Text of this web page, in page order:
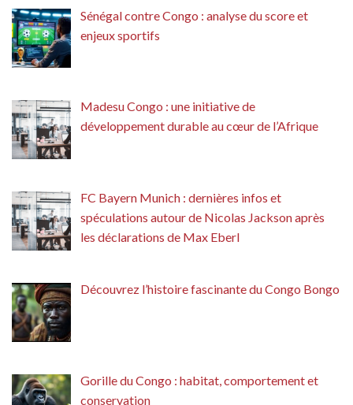
Sénégal contre Congo : analyse du score et
enjeux sportifs
Madesu Congo : une initiative de
développement durable au cœur de l’Afrique
FC Bayern Munich : dernières infos et
spéculations autour de Nicolas Jackson après
les déclarations de Max Eberl
Découvrez l’histoire fascinante du Congo Bongo
Gorille du Congo : habitat, comportement et
conservation